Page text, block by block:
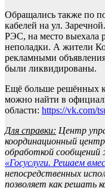
Обращались также по
кабелей на ул.
РЭС, на место выехала
неполадки. А жители
рекламными
были ликвидированы.
Ещё больше решённых
можно найти в
области: https://vk.com/
Для справки: Центр
координационный
обработкой сообщений
«Госуслуги. Решаем
непосредственных
позволяет как решать